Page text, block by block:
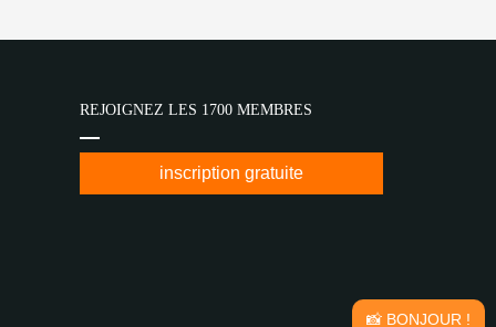
📸 BONJOUR !
REJOIGNEZ LES 1700 MEMBRES
inscription gratuite